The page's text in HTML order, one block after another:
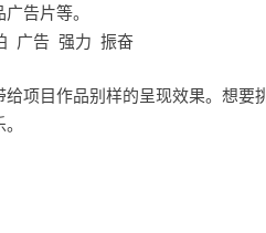
告片等。
广告 强力 振奋
项目作品别样的呈现效果。想要